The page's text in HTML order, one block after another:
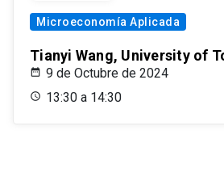
Microeconomía Aplicada
Tianyi Wang, University of
9 de Octubre de 2024
13:30 a 14:30